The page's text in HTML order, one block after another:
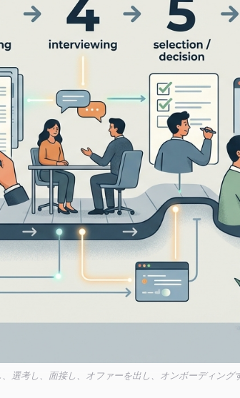
選考し、面接し、オファーを出し、オンボーディング